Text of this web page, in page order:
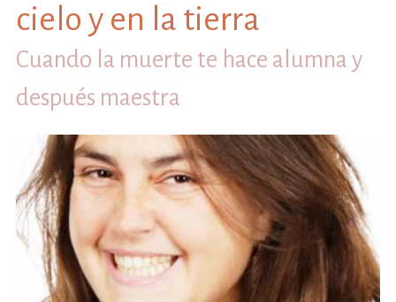
cielo y en la tierra
Cuando la muerte te hace alumna y
después maestra